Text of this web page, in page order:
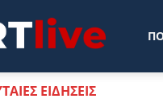
ΕΙΔΗΣΕΙΣ